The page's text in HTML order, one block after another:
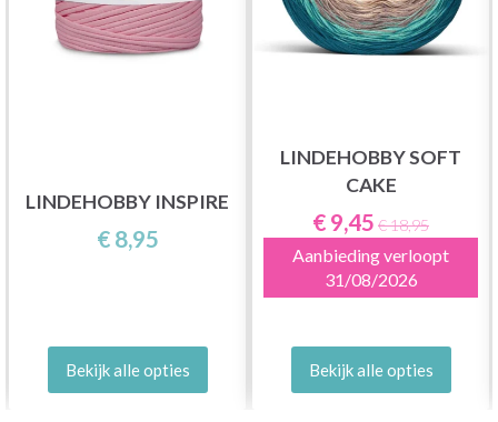
LINDEHOBBY INSPIRE
€ 8,95
Bekijk alle opties
LINDEHOBBY SOFT
CAKE
€ 9,45 € 18,95
Aanbieding verloopt
31/08/2026
Bekijk alle opties